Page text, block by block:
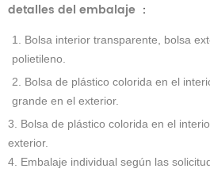
detalles del embalaje ：
1. Bolsa interior transparente, bolsa
polietileno.
2. Bolsa de plástico colorida en el
grande en el exterior.
3. Bolsa de plástico colorida en el
exterior.
4. Embalaje individual según las